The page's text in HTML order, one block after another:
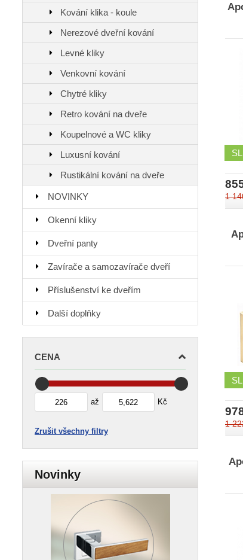
Kování klika - koule
Nerezové dveřní kování
Levné kliky
Venkovní kování
Chytré kliky
Retro kování na dveře
Koupelnové a WC kliky
Luxusní kování
Rustikální kování na dveře
NOVINKY
Okenní kliky
Dveřní panty
Zavírače a samozavírače dveří
Příslušenství ke dveřím
Další doplňky
CENA
až Kč
Zrušit všechny filtry
Novinky
1
1